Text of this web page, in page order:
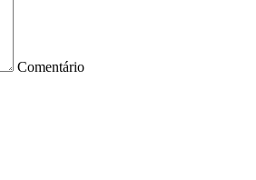
Comentário